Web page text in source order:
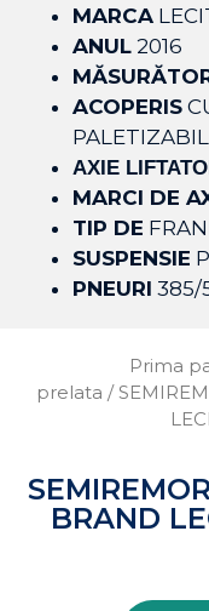
MARCA
ANUL 2016
ACOPERIS
AXIE
MARCI DE
TIP DE
SUSPENSIE
PNEURI 385/
Prima
prelata /
BRAND